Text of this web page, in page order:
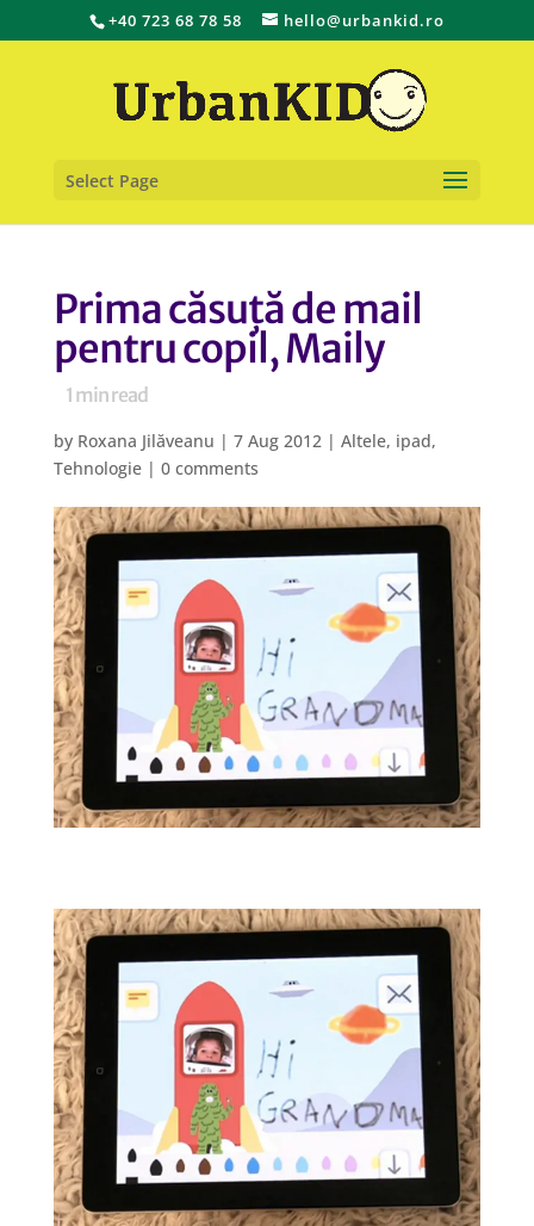
+40 723 68 78 58 hello@urbankid.ro
Select Page
Prima căsuță de mail
pentru copil, Maily
1 min read
by Roxana Jilăveanu | 7 Aug 2012| Altele, ipad,
Tehnologie| 0 comments